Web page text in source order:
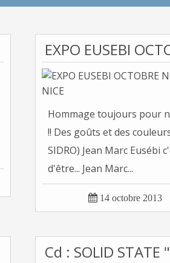
Hommage toujours pour
!! Des goûts et des
SIDRO) Jean Marc Eusébi
d'être... Jean Marc...
 14 octobre 2013